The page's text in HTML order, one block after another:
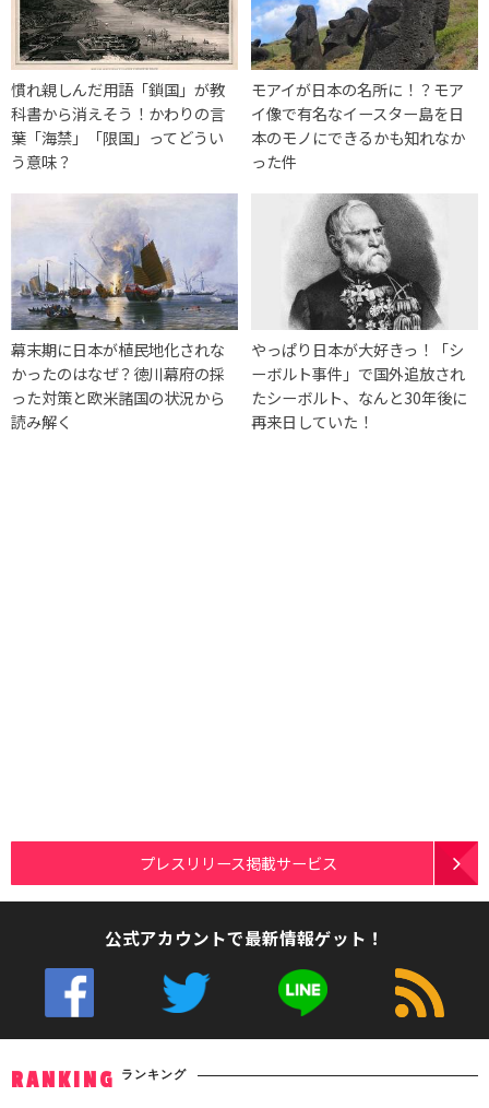
慣れ親しんだ用語「鎖国」が教
科書から消えそう！かわりの言
葉「海禁」「限国」ってどうい
う意味？
モアイが日本の名所に！？モア
イ像で有名なイースター島を日
本のモノにできるかも知れなか
った件
幕末期に日本が植民地化されな
かったのはなぜ？徳川幕府の採
った対策と欧米諸国の状況から
読み解く
やっぱり日本が大好きっ！「シ
ーボルト事件」で国外追放され
たシーボルト、なんと30年後に
再来日していた！
プレスリリース掲載サービス
公式アカウントで最新情報ゲット！
RANKING ランキング